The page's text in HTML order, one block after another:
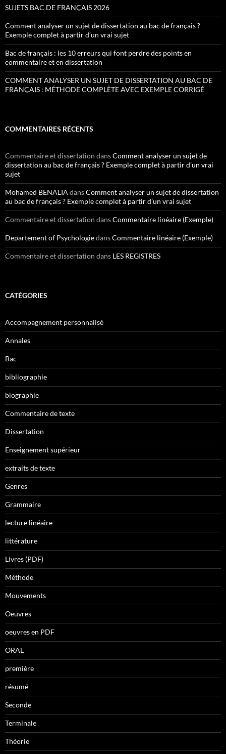
SUJETS BAC DE FRANÇAIS 2026
Comment analyser un sujet de dissertation au bac de français ?
Exemple complet à partir d’un vrai sujet
Bac de français : les 10 erreurs qui font perdre des points en
commentaire et en dissertation
COMMENT ANALYSER UN SUJET DE DISSERTATION AU BAC DE
FRANÇAIS : MÉTHODE COMPLÈTE AVEC EXEMPLE CORRIGÉ
COMMENTAIRES RÉCENTS
Commentaire et dissertation dansComment analyser un sujet de
dissertation au bac de français ? Exemple complet à partir d’un vrai
sujet
Mohamed BENALIA dansComment analyser un sujet de dissertation
au bac de français ? Exemple complet à partir d’un vrai sujet
Commentaire et dissertation dansCommentaire linéaire (Exemple)
Departement of PsychologiedansCommentaire linéaire (Exemple)
Commentaire et dissertation dans LES REGISTRES
CATÉGORIES
Accompagnement personnalisé
Annales
Bac
bibliographie
biographie
Commentaire de texte
Dissertation
Enseignement supérieur
extraits de texte
Genres
Grammaire
lecture linéaire
littérature
Livres (PDF)
Méthode
Mouvements
Oeuvres
oeuvres en PDF
ORAL
première
résumé
Seconde
Terminale
Théorie